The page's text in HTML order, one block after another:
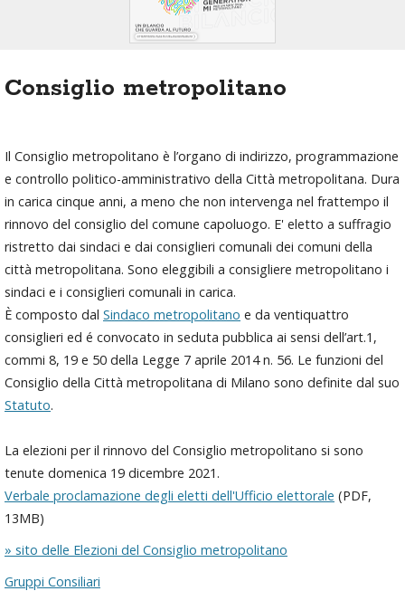
Consiglio metropolitano
Il Consiglio metropolitano è l’organo di indirizzo, programmazione
e controllo politico-amministrativo della Città metropolitana. Dura
in carica cinque anni, a meno che non intervenga nel frattempo il
rinnovo del consiglio del comune capoluogo. E' eletto a suffragio
ristretto dai sindaci e dai consiglieri comunali dei comuni della
città metropolitana. Sono eleggibili a consigliere metropolitano i
sindaci e i consiglieri comunali in carica.
È composto dal Sindaco metropolitano e da ventiquattro
consiglieri ed é convocato in seduta pubblica ai sensi dell’art.1,
commi 8, 19 e 50 della Legge 7 aprile 2014 n. 56. Le funzioni del
Consiglio della Città metropolitana di Milano sono definite dal suo
Statuto.
La elezioni per il rinnovo del Consiglio metropolitano si sono
tenute domenica 19 dicembre 2021.
Verbale proclamazione degli eletti dell'Ufficio elettorale (PDF,
13MB)
» sito delle Elezioni del Consiglio metropolitano
Gruppi Consiliari